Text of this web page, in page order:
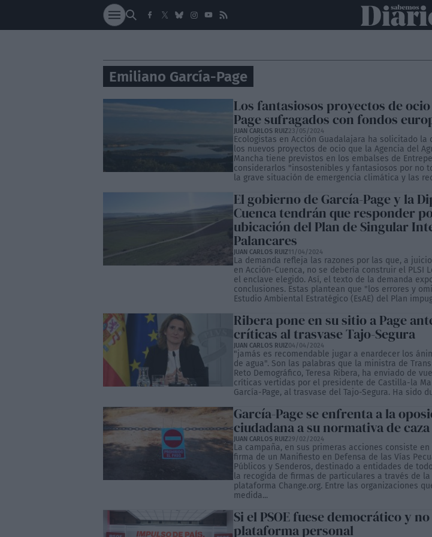
SOCIEDAD NACIONAL INTERNACIONAL POLÍTICA
Emiliano García-Page
Los fantasiosos proyectos de
Page sufragados con fondos
JUAN CARLOS RUIZ23/05/2024
Ecologistas en Acción Guadalajara ha solicitado la
los nuevos proyectos de ocio que la Agencia del
Mancha tiene previstos en los embalses de
considerarlos "insostenibles y fantasiosos por no
la grave situación de emergencia climática y las
El gobierno de García-Page y la
Cuenca tendrán que responder
ubicación del Plan de Singular
Palancares
JUAN CARLOS RUIZ11/04/2024
La demanda refleja las razones por las que, a
en Acción-Cuenca, no se debería construir el PLSI
el enclave elegido. Así, el texto de la demanda
conclusiones. Estas plantean que "los errores y
Estudio Ambiental Estratégico (EsAE) del Plan
Ribera pone en su sitio a Page
críticas al trasvase Tajo-Segura
JUAN CARLOS RUIZ04/04/2024
"jamás es recomendable jugar a enardecer los
de agua". Son las palabras que la ministra de
Reto Demográfico, Teresa Ribera, ha enviado de
críticas vertidas por el presidente de Castilla-la
García-Page, al trasvase del Tajo-Segura. Ha sido
García-Page se enfrenta a la
ciudadana a su normativa de caza
JUAN CARLOS RUIZ29/02/2024
La campaña, en sus primeras acciones consiste
firma de un Manifiesto en Defensa de las Vías
Públicos y Senderos, destinado a entidades de
la recogida de firmas de particulares a través de la
plataforma Change.org. Entre las organizaciones
medida...
Si el PSOE fuese democrático y
plataforma personal